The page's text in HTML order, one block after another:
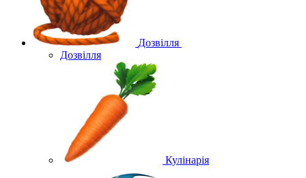
Дозвілля
Дозвілля
Кулінарія